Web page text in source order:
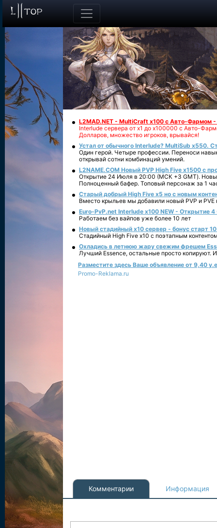
L2MAD.NET - MultiCraft x100 с Авто-Фармом
Interlude сервера от х1 до х100000 с Авто-
Долларов, множество игроков, врывайся!
Устал от обычного Interlude? MultiSub x550.
Один герой. Четыре профессии. Переноси
открывай сотни комбинаций умений.
L2NAME.COM Новый PVP High Five x1500 с
Открытие 24 Июля в 20:00 (МСК +3 GMT).
Полноценный бафер. Топовый персонаж за 1
Старый добрый High Five x5 но с новым
Вместо крыльев мы добавили новый PVP и PVE
Euro-PvP.net Interlude х100 NEW - Открытие 4
Работаем без вайпов уже более 10 лет
Новый стадийный х10 сервер - бонус старт
Стадийный High Five x10 с поэтапным
Охладись в летнюю жару свежим фрешем
Лучший Essence, остальные просто копируют.
Разместите здесь Ваше объявление от 9,40
Promo-Reklama.ru
Комментарии Информация